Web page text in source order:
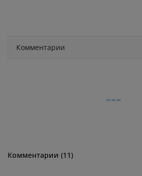
Комментарии
Комментарии (11)